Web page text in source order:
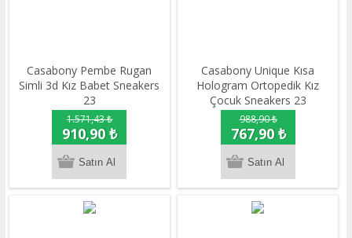
Casabony Pembe Rugan
Simli 3d Kız Babet Sneakers
23
1.571,43 ₺
910,90 ₺
Casabony Unique Kısa
Hologram Ortopedik Kız
Çocuk Sneakers 23
988,90 ₺
767,90 ₺